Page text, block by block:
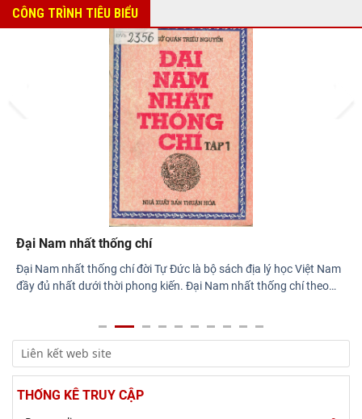
Viện Sử học tham gia Hội thảo khoa học quốc gia "Danh nhân
Hội thảo khoa học quốc gia “Danh nhân văn hóa Lê Quý Đôn -
Di sản và giá trị thời đại”
Rà soát công tác chuẩn bị Hội thảo khoa học quốc gia "Danh
nhân văn hóa Lê Quý Đôn - Di sản và giá
CÔNG TRÌNH TIÊU BIỂU
Đại Nam nhất thống chí
Đại Nam nhất thống chí đời Tự Đức là bộ sách địa lý học Việt Nam
đầy đủ nhất dưới thời phong kiến. Đại Nam nhất thống chí theo…
THỐNG KÊ TRUY CẬP